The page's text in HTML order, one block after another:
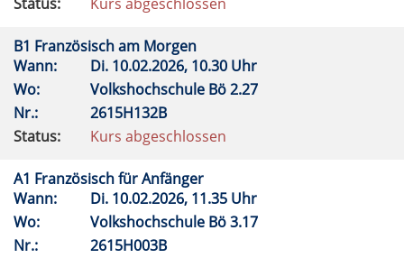
B1 Französisch am Morgen
Wann:
Di. 10.02.2026, 10.30 Uhr
Wo:
Volkshochschule Bö 2.27
Nr.:
2615H132B
Status:
Kurs abgeschlossen
A1 Französisch für Anfänger
Wann:
Di. 10.02.2026, 11.35 Uhr
Wo:
Volkshochschule Bö 3.17
Nr.:
2615H003B